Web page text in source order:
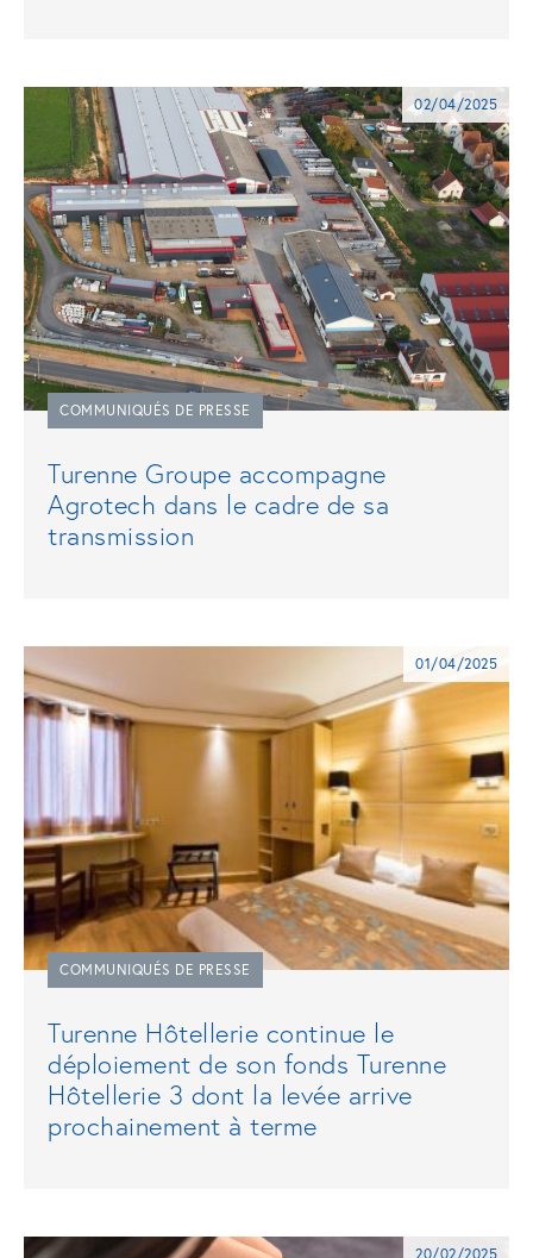
02/04/2025
COMMUNIQUÉS DE PRESSE
Turenne Groupe accompagne
Agrotech dans le cadre de sa
transmission
01/04/2025
COMMUNIQUÉS DE PRESSE
Turenne Hôtellerie continue le
déploiement de son fonds Turenne
Hôtellerie 3 dont la levée arrive
prochainement à terme
20/02/2025